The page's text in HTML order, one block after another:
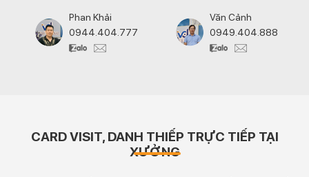
Phan Khải
0944.404.777
Văn Cảnh
0949.404.888
CARD VISIT, DANH THIẾP TRỰC TIẾP TẠI
XƯỞNG